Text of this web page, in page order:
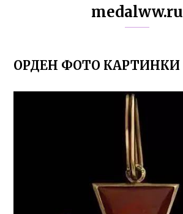
medalww.ru
ОРДЕН ФОТО КАРТИНКИ